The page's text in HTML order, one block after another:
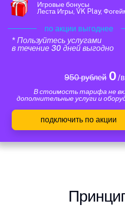
Игровые бонусы
Леста Игры, VK Play,
по акции выгоднее
* Пользуйтесь услугами
в течение 30 дней выгодно
950 рублей0/в
В стоимость тарифа не
дополнительные услуги и
подключить по акции